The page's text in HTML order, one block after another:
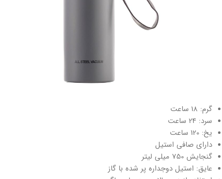
گرم: 18 ساعت
سرد: 24 ساعت
یخ: 120 ساعت
دارای صافی استیل
گنجایش 750 میلی لیتر
عایق: استیل دوجداره پر شده با گاز